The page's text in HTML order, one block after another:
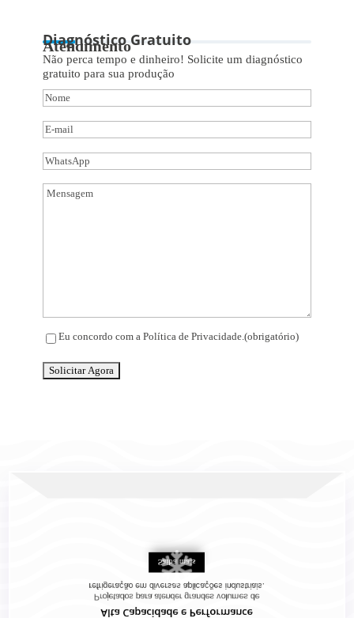
Atendimento
Diagnóstico Gratuito
Não perca tempo e dinheiro! Solicite um diagnóstico
gratuito para sua produção
Nome(obrigatório)
E-
WhatsApp
Mensagem(obrigatório)
Consentir(obrigatório)
Eu concordo com a Política de Privacidade.(obrigatório)

Alta Capacidade e Performance
Projetados para atender grandes volumes de
refrigeração em diversas aplicações industriais.
Saiba mais